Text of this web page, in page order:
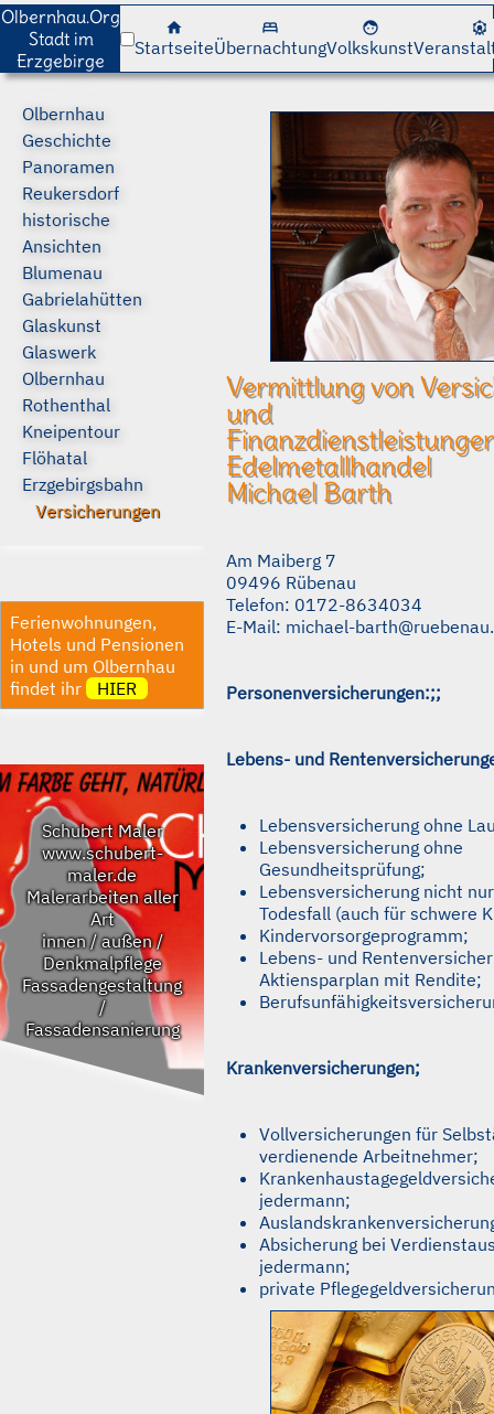
Olbernhau.Org
Stadt im
Erzgebirge
home
Startseite
bed
Übernachtung
face
Volkskunst
attractions
Olbernhau
Geschichte
Panoramen
Reukersdorf
historische
Ansichten
Blumenau
Gabrielahütten
Glaskunst
Glaswerk
Olbernhau
Rothenthal
Kneipentour
Flöhatal
Erzgebirgsbahn
Versicherungen
Ferienwohnungen,
Hotels und Pensionen
in und um Olbernhau
findet ihr
HIER
Schubert Maler
www.schubert-
maler.de
Malerarbeiten aller
Art
innen / außen /
Denkmalpflege
Fassadengestaltung
/
Fassadensanierung
Vermittlung von
und
Edelmetallhandel
Michael Barth
Am Maiberg 7
09496 Rübenau
Telefon: 0172-8634034
E-Mail: michael-
Personenversicherungen:;;
Lebens- und
Lebensversicherung ohne
Lebensversicherung ohne
Gesundheitsprüfung;
Lebensversicherung nicht
Todesfall (auch für schwere
Kindervorsorgeprogramm;
Lebens- und
Aktiensparplan mit Rendite;
Krankenversicherungen;
Vollversicherungen für
verdienende Arbeitnehmer;
jedermann;
Absicherung bei
jedermann;
private